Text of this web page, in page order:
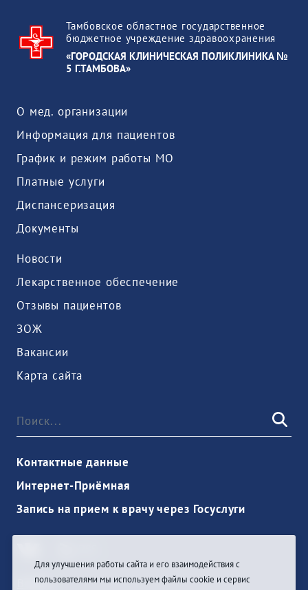
Тамбовское областное государственное
бюджетное учреждение здравоохранения
«ГОРОДСКАЯ КЛИНИЧЕСКАЯ ПОЛИКЛИНИКА №
5 Г.ТАМБОВА»
О мед. организации
Информация для пациентов
График и режим работы МО
Платные услуги
Диспансеризация
Документы
Новости
Лекарственное обеспечение
Отзывы пациентов
ЗОЖ
Вакансии
Карта сайта
Контактные данные
Интернет-Приёмная
Запись на прием к врачу через Госуслуги
Войти
Для улучшения работы сайта и его взаимодействия с
пользователями мы используем файлы cookie и сервис